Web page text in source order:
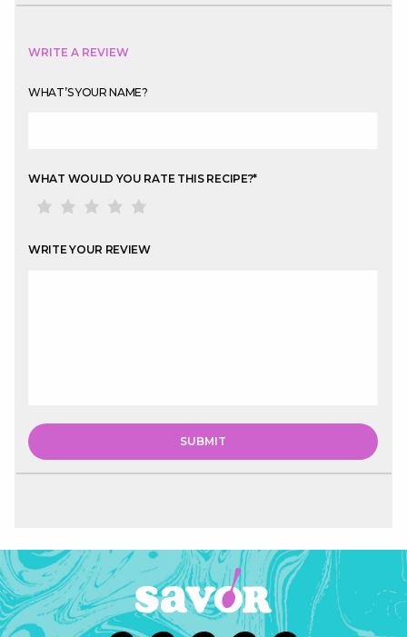
WRITE A REVIEW
WHAT’S YOUR NAME?
WHAT WOULD YOU RATE THIS RECIPE?*
WRITE YOUR REVIEW